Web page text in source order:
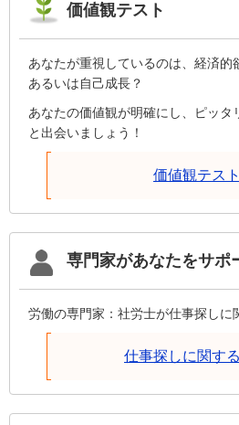
価値観テスト
あなたが重視しているのは、経済的
あるいは自己成長？
あなたの価値観が明確にし、ピッタ
と出会いましょう！
価値観テス
専門家があなたをサポ
労働の専門家：社労士が仕事探しに
仕事探しに関す